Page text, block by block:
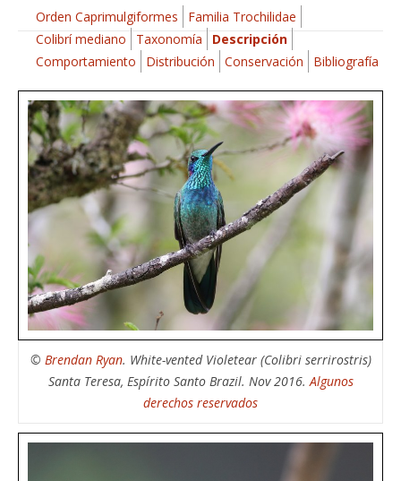
Orden Caprimulgiformes
Familia Trochilidae
Colibrí mediano
Taxonomía
Descripción
Comportamiento
Distribución Conservación Bibliografía
© Brendan Ryan. White-vented Violetear (Colibri serrirostris)
Santa Teresa, Espírito Santo Brazil. Nov 2016.Algunos
derechos reservados